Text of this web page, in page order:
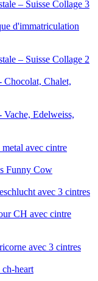
– Suisse Collage 3
d'immatriculation
– Suisse Collage 2
Chalet,
Edelweiss,
avec cintre
Funny Cow
avec 3 cintres
CH avec cintre
avec 3 cintres
ch-heart